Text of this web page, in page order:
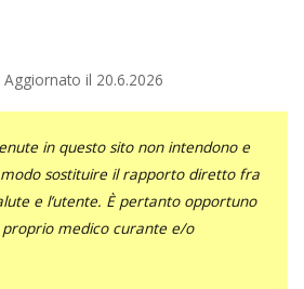
Aggiornato il 20.6.2026
in questo sito non intendono e
sostituire il rapporto diretto fra
e l’utente. È pertanto opportuno
medico curante e/o